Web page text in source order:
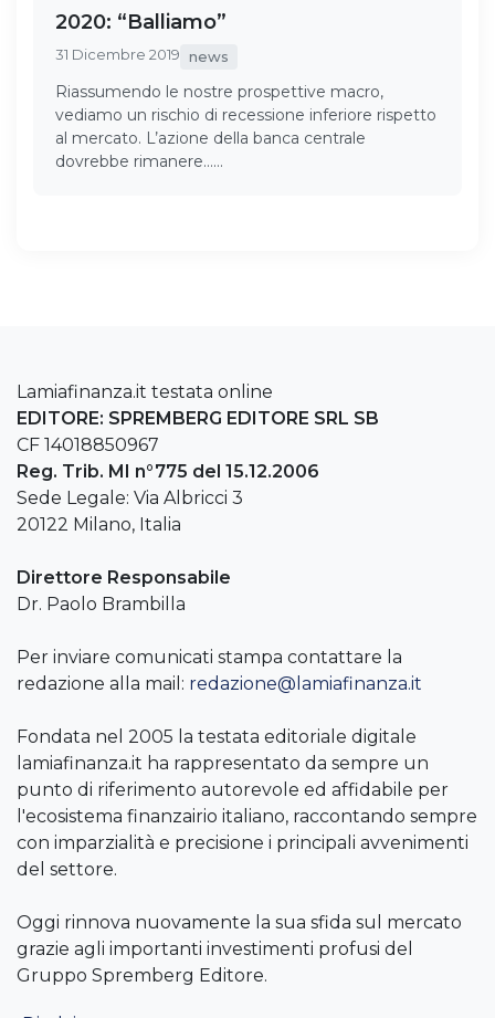
2020: “Balliamo”
31 Dicembre 2019 news
Riassumendo le nostre prospettive macro,
vediamo un rischio di recessione inferiore rispetto
al mercato. L’azione della banca centrale
dovrebbe rimanere……
Lamiafinanza.it testata online
EDITORE: SPREMBERG EDITORE SRL SB
CF 14018850967
Reg. Trib. MI n°775 del 15.12.2006
Sede Legale: Via Albricci 3
20122 Milano, Italia
Direttore Responsabile
Dr. Paolo Brambilla
Per inviare comunicati stampa contattare la
redazione alla mail: redazione@lamiafinanza.it
Fondata nel 2005 la testata editoriale digitale
lamiafinanza.it ha rappresentato da sempre un
punto di riferimento autorevole ed affidabile per
l'ecosistema finanzairio italiano, raccontando sempre
con imparzialità e precisione i principali avvenimenti
del settore.
Oggi rinnova nuovamente la sua sfida sul mercato
grazie agli importanti investimenti profusi del
Gruppo Spremberg Editore.